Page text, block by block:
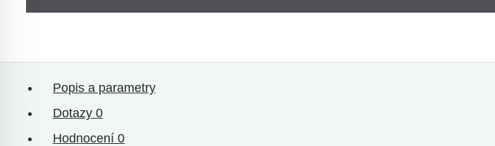
Popis a parametry
Dotazy 0
Hodnocení 0